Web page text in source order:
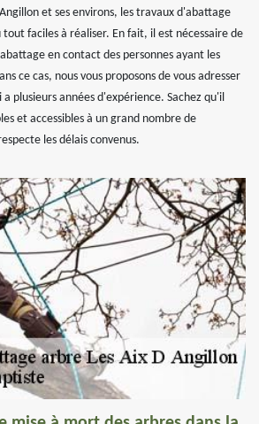
et ses environs, les travaux d'abattage
tout faciles à réaliser. En fait, il est nécessaire de
en contact des personnes ayant les
ce cas, nous vous proposons de vous adresser
a plusieurs années d'expérience. Sachez qu'il
et accessibles à un grand nombre de
les délais convenus.